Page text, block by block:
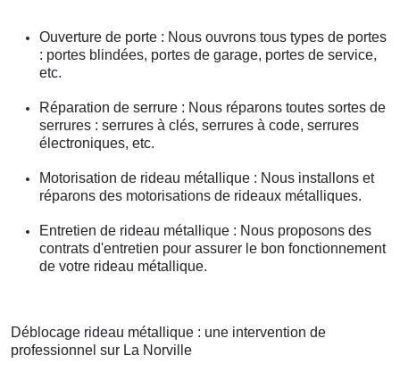
Ouverture de porte : Nous ouvrons tous types de portes
: portes blindées, portes de garage, portes de service,
etc.
Réparation de serrure : Nous réparons toutes sortes de
serrures : serrures à clés, serrures à code, serrures
électroniques, etc.
Motorisation de rideau métallique : Nous installons et
réparons des motorisations de rideaux métalliques.
Entretien de rideau métallique : Nous proposons des
contrats d'entretien pour assurer le bon fonctionnement
de votre rideau métallique.
Déblocage rideau métallique : une intervention de
professionnel sur La Norville